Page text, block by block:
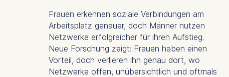
Frauen erkennen soziale Verbindungen am
Arbeitsplatz genauer, doch Männer nutzen
Netzwerke erfolgreicher für ihren Aufstieg.
Neue Forschung zeigt: Frauen haben einen
Vorteil, doch verlieren ihn genau dort, wo
Netzwerke offen, unübersichtlich und oftmals
You may
be done
Essential
Cookies